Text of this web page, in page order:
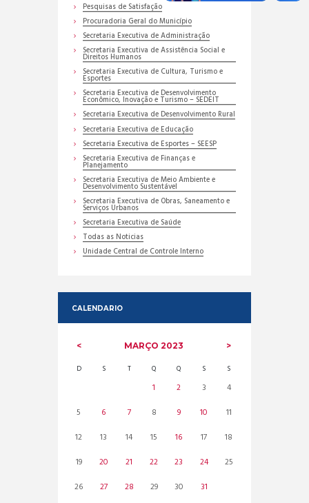
Pesquisas de Satisfação
Procuradoria Geral do Município
Secretaria Executiva de Administração
Secretaria Executiva de Assistência Social e
Direitos Humanos
Secretaria Executiva de Cultura, Turismo e
Esportes
Secretaria Executiva de Desenvolvimento
Econômico, Inovação e Turismo – SEDEIT
Secretaria Executiva de Desenvolvimento Rural
Secretaria Executiva de Educação
Secretaria Executiva de Esportes – SEESP
Secretaria Executiva de Finanças e
Planejamento
Secretaria Executiva de Meio Ambiente e
Desenvolvimento Sustentável
Secretaria Executiva de Obras, Saneamento e
Serviços Urbanos
Secretaria Executiva de Saúde
Todas as Noticias
Unidade Central de Controle Interno
CALENDARIO
MARÇO 2023
D S T Q Q S S
1 2 3
4
5
6 7 8 9 10
11
12
13 14 15 16 17
18
19
20 21 22 23 24
25
26
27 28 29 30 31